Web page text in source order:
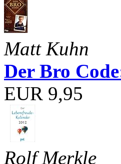
Matt Kuhn
Der Bro
EUR 9,95
Rolf Merkle